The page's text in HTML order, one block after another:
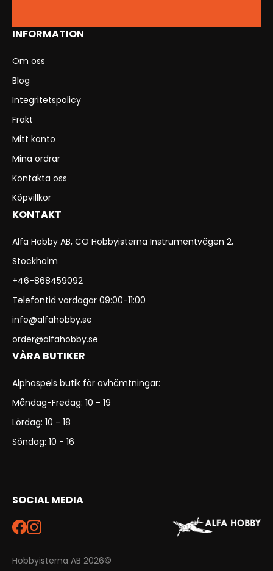
INFORMATION
Om oss
Blog
Integritetspolicy
Frakt
Mitt konto
Mina ordrar
Kontakta oss
Köpvillkor
KONTAKT
Alfa Hobby AB, CO Hobbyisterna Instrumentvägen 2,
Stockholm
+46-868459092
Telefontid vardagar 09:00-11:00
info@alfahobby.se
order@alfahobby.se
VÅRA BUTIKER
Alphaspels butik för avhämtningar:
Måndag-Fredag: 10 - 19
Lördag: 10 - 18
Söndag: 10 - 16
SOCIAL MEDIA
Hobbyisterna AB 2026©